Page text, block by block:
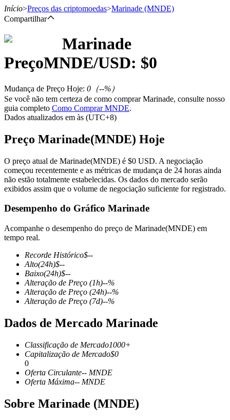
Futuros usando USDT como garantia
Futuros COIN-M
Futuros de criptomoeda
Derivativos de ações, câmbio, metais preciosos e commodities
Início>Preços das criptomoedas>Marinade (MNDE)
Compartilhar
Marinade
PreçoMNDE/USD: $0
Mudança de Preço Hoje: 0 （--%）
Se você não tem certeza de como comprar Marinade, consulte nosso
guia completo Como Comprar MNDE.
Dados atualizados em às (UTC+8)
Preço Marinade(MNDE) Hoje
O preço atual de Marinade(MNDE) é $0 USD. A negociação
começou recentemente e as métricas de mudança de 24 horas ainda
não estão totalmente estabelecidas. Os dados do mercado serão
exibidos assim que o volume de negociação suficiente for registrado.
Desempenho do Gráfico Marinade
Acompanhe o desempenho do preço de Marinade(MNDE) em
tempo real.
Recorde Histórico$--
Alto(24h)$--
Baixo(24h)$--
Alteração de Preço (1h)--%
Alteração de Preço (24h)--%
Alteração de Preço (7d)--%
Dados de Mercado Marinade
Classificação de Mercado1000+
Capitalização de Mercado$0
0
Oferta Circulante-- MNDE
Oferta Máxima-- MNDE
Sobre Marinade (MNDE)